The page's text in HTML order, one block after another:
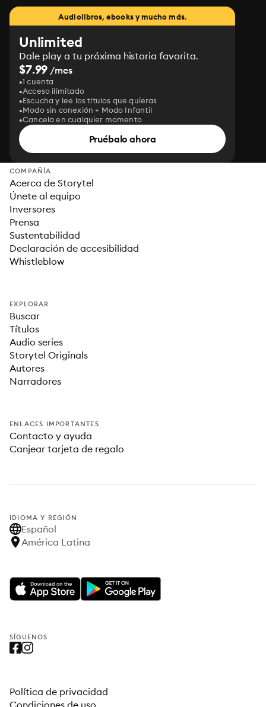
Audiolibros, ebooks y mucho más.
Unlimited
Dale play a tu próxima historia favorita.
$7.99 /mes
1 cuenta
Acceso ilimitado
Escucha y lee los títulos que quieras
Modo sin conexión + Modo Infantil
Cancela en cualquier momento
Pruébalo ahora
COMPAÑÍA
Acerca de Storytel
Únete al equipo
Inversores
Prensa
Sustentabilidad
Declaración de accesibilidad
Whistleblow
EXPLORAR
Buscar
Títulos
Audio series
Storytel Originals
Autores
Narradores
ENLACES IMPORTANTES
Contacto y ayuda
Canjear tarjeta de regalo
IDIOMA Y REGIÓN
Español
América Latina
SÍGUENOS
Política de privacidad
Condiciones de uso